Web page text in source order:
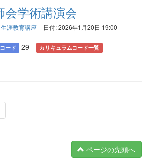
会学術講演会
生涯教育講座 日付: 2026年1月20日 19:00
ード 29 カリキュラムコード一覧
ページの先頭へ